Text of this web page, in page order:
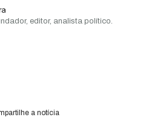
editor, analista político.
a notícia